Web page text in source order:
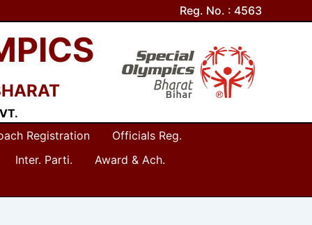
Reg. No. : 4563
Registration
Officials Reg.
Inter. Parti.
Award & Ach.